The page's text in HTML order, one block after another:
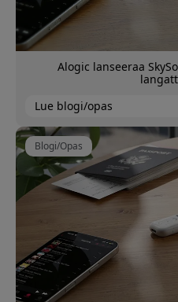
Alogic lanseeraa
Lue blogi/opas
Blogi/Opas